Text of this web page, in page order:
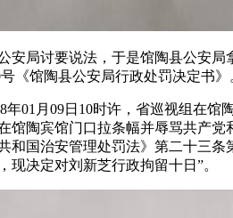
局讨要说法，于是馆陶县公安局
《馆陶县公安局行政处罚决定书》
01月09日10时许，省巡视组在馆
馆陶宾馆门口拉条幅并辱骂共产
和国治安管理处罚法》第二十三
现决定对刘新芝行政拘留十日”。